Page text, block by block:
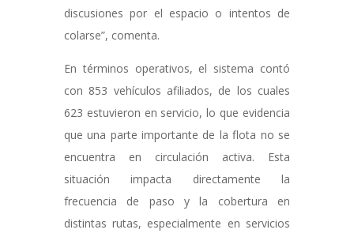
discusiones por el espacio o intentos de
colarse”, comenta.
En términos operativos, el sistema contó
con 853 vehículos afiliados, de los cuales
623 estuvieron en servicio, lo que evidencia
que una parte importante de la flota no se
encuentra en circulación activa. Esta
situación impacta directamente la
frecuencia de paso y la cobertura en
distintas rutas, especialmente en servicios